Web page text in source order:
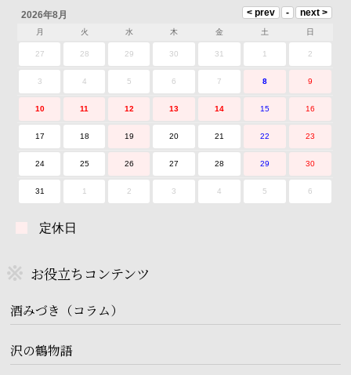
2026年8月
月 火 水 木 金 土 日
27 28 29 30 31 1 2
3 4 5 6 7 8 9
10 11 12 13 14 15 16
17 18 19 20 21 22 23
24 25 26 27 28 29 30
31 1 2 3 4 5 6
定休日
お役立ちコンテンツ
酒みづき（コラム）
沢の鶴物語